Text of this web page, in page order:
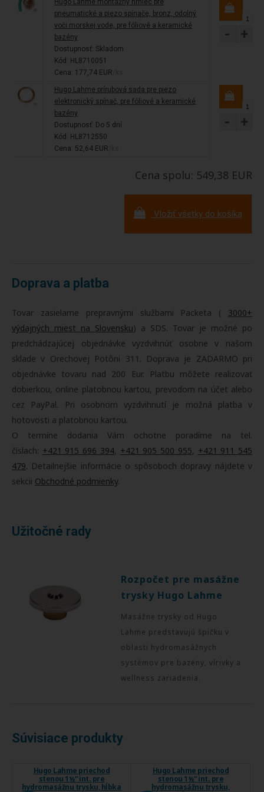
Hugo Lahme montážny hrniec pre
pneumatické a piezo spínače, bronz, odolný
voči morskej vode, pre fóliové a keramické
bazény
Dostupnosť: Skladom
Kód: HL8710051
Cena: 177,74 EUR
- +
Hugo Lahme prírubová sada pre piezo
elektronický spínač, pre fóliové a keramické
bazény
Dostupnosť: Do 5 dní
Kód: HL8712550
Cena: 52,64 EUR
- +
Cena spolu: 549,38 EUR
Vložiť všetky do košíka
Doprava a platba
Tovar zasielame prepravnými službami Packeta ( 3000+
výdajných miest na Slovensku) a SDS. Tovar je možné po
predchádzajúcej objednávke vyzdvihnúť osobne v našom
sklade v Orechovej Potôni 311. Doprava je ZADARMO pri
objednávke tovaru nad 200 Eur. Platbu môžete realizovať
dobierkou, online platobnou kartou, prevodom na účet alebo
cez PayPal. Pri osobnom vyzdvihnutí je možná platba v
hotovosti a platobnou kartou.
O termíne dodania Vám ochotne poradíme na tel.
číslach: +421 915 696 394, +421 905 500 955, +421 911 545
479. Detailnejšie informácie o spôsoboch dopravy nájdete v
sekcii Obchodné podmienky.
Užitočné rady
Rozpočet pre masážne
trysky Hugo Lahme
Masážne trysky od Hugo
Lahme predstavujú špičku v
oblasti hydromasážnych
systémov pre bazény, vírivky a
wellness zariadenia.
Súvisiace produkty
Hugo Lahme priechod
stenou 1½“ int. pre
hydromasážnu trysku, hĺbka
Hugo Lahme priechod
stenou 1½“ int. pre
hydromasážnu trysku,